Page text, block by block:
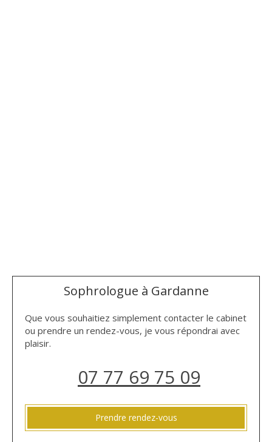
Sophrologue à Gardanne
Que vous souhaitiez simplement contacter le cabinet
ou prendre un rendez-vous, je vous répondrai avec
plaisir.
07 77 69 75 09
Prendre rendez-vous